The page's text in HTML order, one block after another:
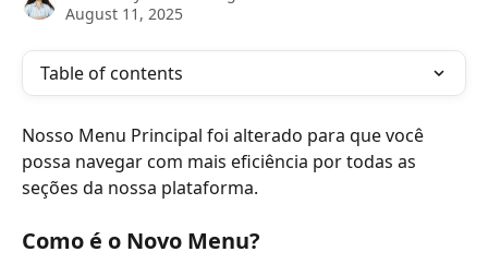
August 11, 2025
Table of contents
Nosso Menu Principal foi alterado para que você
possa navegar com mais eficiência por todas as
seções da nossa plataforma.
Como é o Novo Menu?